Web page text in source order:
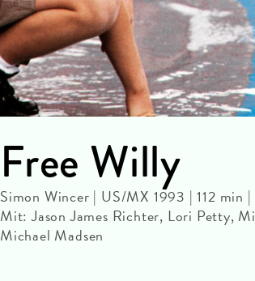
Free Willy
Simon Wincer | US/MX 1993 | 112 min
Mit: Jason James Richter, Lori Petty,
Michael Madsen